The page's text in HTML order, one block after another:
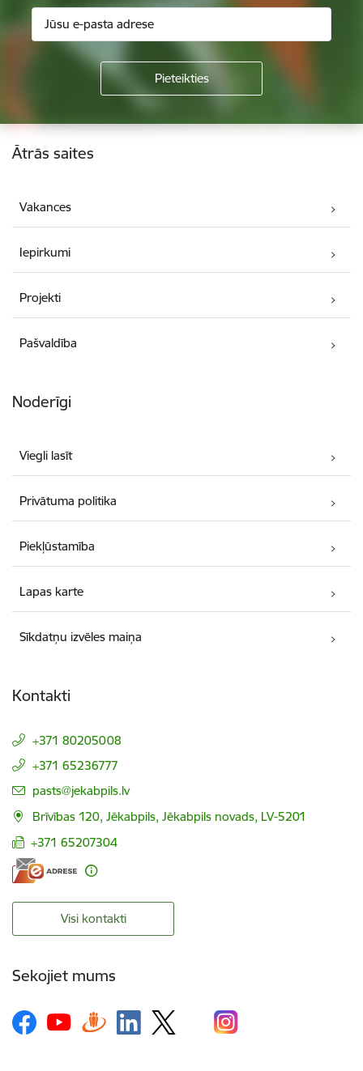
Kājene
Ātrās saites
Vakances
Iepirkumi
Projekti
Pašvaldība
Noderīgi
Viegli lasīt
Privātuma politika
Piekļūstamība
Lapas karte
Sīkdatņu izvēles maiņa
Kontakti
+371 80205008
+371 65236777
E-pasts:
pasts@jekabpils.lv
Brīvības 120, Jēkabpils, Jēkabpils novads, LV-5201
+371 65207304
Visi kontakti
Sekojiet mums